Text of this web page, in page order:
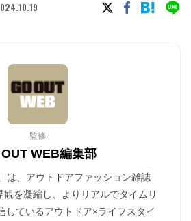
監修
WEB編集部
は、アウトドアファッション雑誌
観を凝縮し、よりリアルでタイムリ
しているアウトドア×ライフスタイ